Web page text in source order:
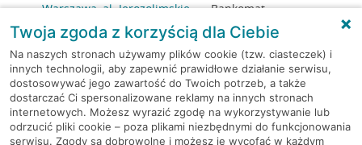
Warszawa, al. Jerozolimskie
202
Bankomat
(Euronet)
Warszawa, al.
Jerozolimskie 27
Bankomat w placówce
CA BP
Warszawa, al.
Jerozolimskie 27
Bankomat w placówce
CA BP
Twoja zgoda z korzyścią dla Ciebie
Na naszych stronach używamy plików cookie (tzw. ciasteczek) i
innych technologii, aby zapewnić prawidłowe działanie serwisu,
dostosowywać jego zawartość do Twoich potrzeb, a także
dostarczać Ci spersonalizowane reklamy na innych stronach
internetowych. Możesz wyrazić zgodę na wykorzystywanie lub
odrzucić pliki cookie – poza plikami niezbędnymi do funkcjonowania
serwisu. Zgody są dobrowolne i możesz je wycofać w każdym